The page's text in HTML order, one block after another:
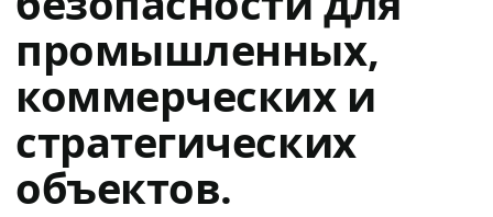
промышленных,
коммерческих и
стратегических
объектов.